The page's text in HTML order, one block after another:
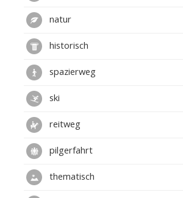
natur
historisch
spazierweg
ski
reitweg
pilgerfahrt
thematisch